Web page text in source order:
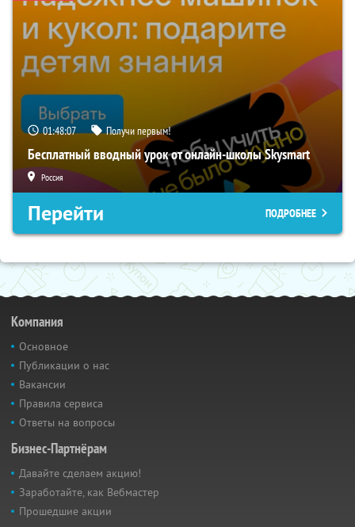
01:48:06 Получи первым!
Бесплатный вводный урок от онлайн-школы Skysmart
Россия
Перейти ПОДРОБНЕЕ
Компания
Основное
Публикации о нас
Вакансии
Правила сервиса
Ответы на вопросы
Бизнес-Партнёрам
Давайте сделаем акцию!
Заработайте, как Вебмастер
Прошедшие акции